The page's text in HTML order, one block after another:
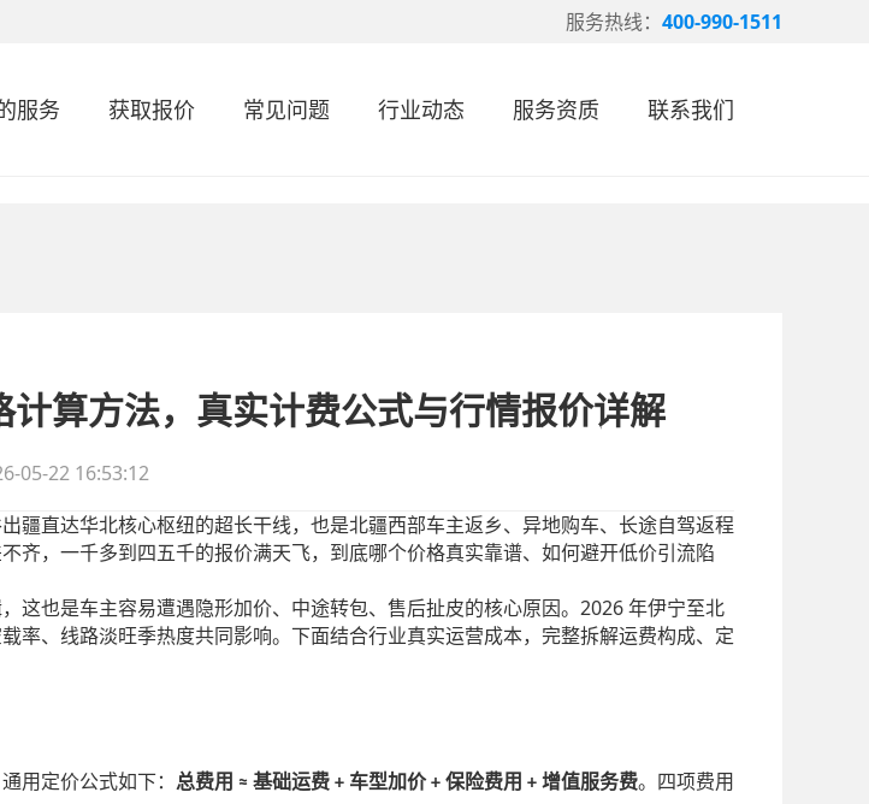
服务热线： 400-990-1511
服务 获取报价 常见问题 行业动态 服务资质 联系我们
算方法，真实计费公式与行情报价详解
05-22 16:53:12
疆直达华北核心枢纽的超长干线，也是北疆西部车主返乡、异地购车、长途自驾返程
齐，一千多到四五千的报价满天飞，到底哪个价格真实靠谱、如何避开低价引流陷
这也是车主容易遭遇隐形加价、中途转包、售后扯皮的核心原因。 2026 年伊宁至北
率、线路淡旺季热度共同影响。下面结合行业真实运营成本，完整拆解运费构成、定
用定价公式如下： 总费用 ≈ 基础运费 + 车型加价+ 保险费用 + 增值服务费。四项费用